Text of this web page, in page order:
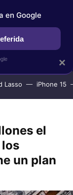
SELECCIÓN
Lasso iPhone 15
el
un plan
×
en Google